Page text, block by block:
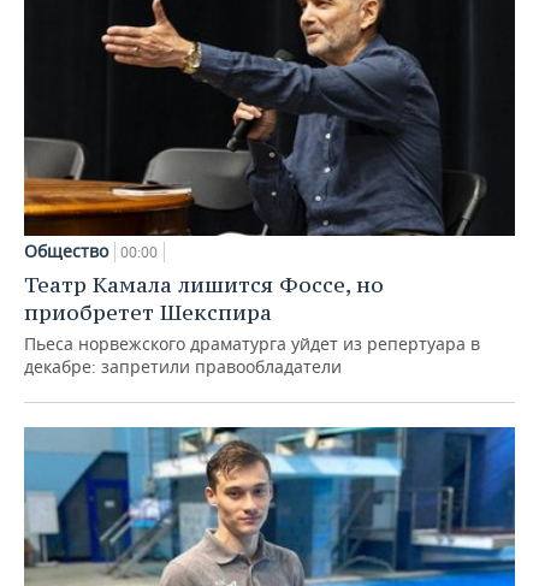
Общество 00:00
Театр Камала лишится Фоссе, но
приобретет Шекспира
Пьеса норвежского драматурга уйдет из репертуара в
декабре: запретили правообладатели